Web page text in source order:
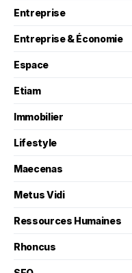
Entreprise
Entreprise & Économie
Espace
Etiam
Immobilier
Lifestyle
Maecenas
Metus Vidi
Ressources Humaines
Rhoncus